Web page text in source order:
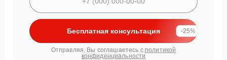
Бесплатная консультация -25%
Отправляя, Вы соглашаетесь с политикой
конфиденциальности